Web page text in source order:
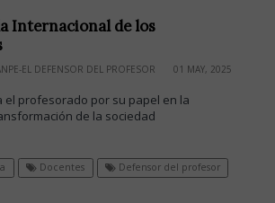
Internacional de los
EL DEFENSOR DEL PROFESOR 01 MAY, 2025
el profesorado por su papel en la
de la sociedad
Docentes Defensor del profesor